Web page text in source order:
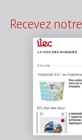
Recevez